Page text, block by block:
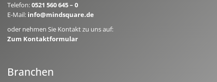
Telefon:0521 560 645 – 0
E-Mail: info@mindsquare.de
oder nehmen Sie Kontakt zu uns auf:
Zum Kontaktformular
Branchen